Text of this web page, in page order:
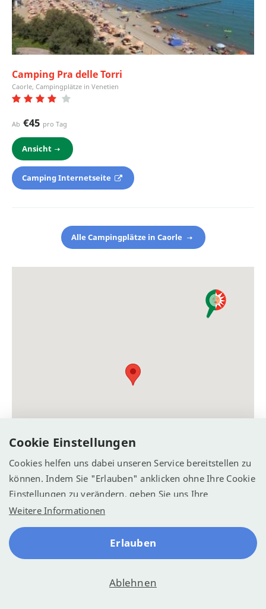
Camping Pra delle Torri
Caorle, Campingplätze in Venetien
Ab €45 pro Tag
Ansicht
Camping Internetseite
Alle Campingplätze in Caorle
Cookie Einstellungen
Cookies helfen uns dabei unseren Service bereitstellen zu
können. Indem Sie "Erlauben" anklicken ohne Ihre Cookie
Einstellungen zu verändern, geben Sie uns Ihre
Einwilligung Cookies zu verwenden.
Weitere Informationen
Erlauben
Ablehnen